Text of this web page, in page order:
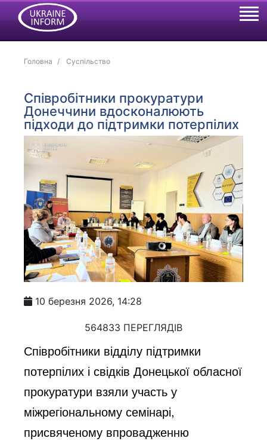
Головна Суспільство
Співробітники прокуратури
Донеччини вдосконалюють
підходи до підтримки потерпілих
10 березня 2026, 14:28
564833 ПЕРЕГЛЯДІВ
Співробітники відділу підтримки
потерпілих і свідків Донецької обласної
прокуратури взяли участь у
міжрегіональному семінарі,
присвяченому впровадженню